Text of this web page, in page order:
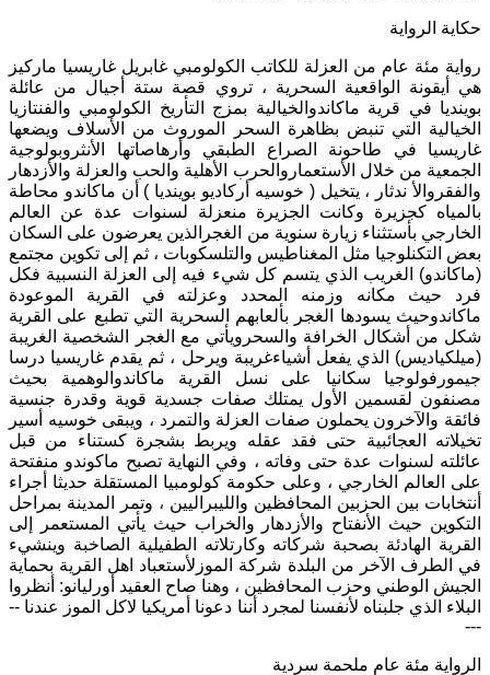
حكاية الرواية
رواية مئة عام من العزلة للكاتب الكولومبي غابريل غاريسيا ماركيز
هي أيقونة الواقعية السحرية ، تروي قصة ستة أجيال من عائلة
بوينديا في قرية ماكاندوالخيالية بمزج التأريخ الكولومبي والفنتازيا
الخيالية التي تنبض بظاهرة السحر الموروث من الأسلاف ويضعها
غاريسيا في طاحونة الصراع الطبقي وأرهاصاتها الأنثروبولوجية
الجمعية من خلال الأستعماروالحرب الأهلية والحب والعزلة والأزدهار
والفقروالأ ندثار ، يتخيل( خوسيه أركاديو بوينديا ) أن ماكاندو محاطة
بالمياه كجزيرة وكانت الجزيرة منعزلة لسنوات عدة عن العالم
الخارجي بأستثناء زيارة سنوية من الغجرالذين يعرضون على السكان
بعض التكنلوجيا مثل المغناطيس والتلسكوبات ، ثم إلى تكوين مجتمع
(ماكاندو)
الغريب الذي يتسم كل شيء فيه إلى العزلة النسبية فكل
فرد حيث مكانه وزمنه المحدد وعزلته في القرية الموعودة
ماكاندوحيث يسودها الغجر بألعابهم السحرية التي تطبع على القرية
شكل من أشكال الخرافة والسحرويأتي مع الغجر الشخصية الغريبة
(ميلكياديس)
الذي يفعل أشياءغريبة ويرحل ، ثم يقدم غاريسيا درسا
جيمورفولوجيا سكانيا على نسل القرية ماكاندوالوهمية بحيث
مصنفون لقسمين الأول يمتلك صفات جسدية قوية وقدرة جنسية
فائقة والآخرون يحملون صفات العزلة والتمرد ، ويبقى خوسيه أسير
تخيلاته العجائبية حتى فقد عقله ويربط بشجرة كستناء من قبل
عائلته لسنوات عدة حتى وفاته ، وفي النهاية تصبح ماكوندو منفتحة
على العالم الخارجي ، وعلى حكومة كولومبيا المستقلة حديثا أجراء
أنتخابات بين الحزبين المحافظين والليبراليين ، وتمر المدينة بمراحل
التكوين حيث الأنفتاح والأزدهار والخراب حيث يأتي المستعمر إلى
القرية الهادئة بصحبة شركاته وكارتلاته الطفيلية الصاخبة وينشيء
في الطرف الآخر من البلدة شركة الموزلأستعباد اهل القرية بحماية
الجيش الوطني وحزب المحافظين ، وهنا صاح العقيد أورليانو: أنظروا
البلاء الذي جلبناه لأنفسنا لمجرد أننا دعونا أمريكيا لاكل الموز عندنا --
---
الرواية مئة عام ملحمة سردية